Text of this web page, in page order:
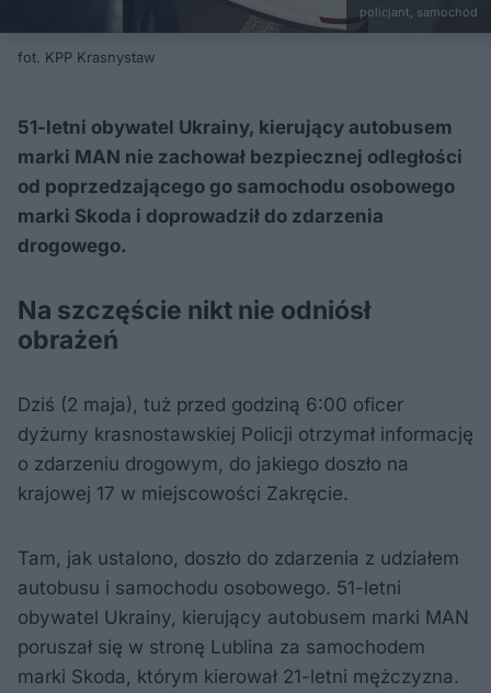
policjant, samochód
fot. KPP Krasnystaw
51-letni obywatel Ukrainy, kierujący autobusem
marki MAN nie zachował bezpiecznej odległości
od poprzedzającego go samochodu osobowego
marki Skoda i doprowadził do zdarzenia
drogowego.
Na szczęście nikt nie odniósł
obrażeń
Dziś (2 maja), tuż przed godziną 6:00 oficer
dyżurny krasnostawskiej Policji otrzymał informację
o zdarzeniu drogowym, do jakiego doszło na
krajowej 17 w miejscowości Zakręcie.
Tam, jak ustalono, doszło do zdarzenia z udziałem
autobusu i samochodu osobowego. 51-letni
obywatel Ukrainy, kierujący autobusem marki MAN
poruszał się w stronę Lublina za samochodem
marki Skoda, którym kierował 21-letni mężczyzna.